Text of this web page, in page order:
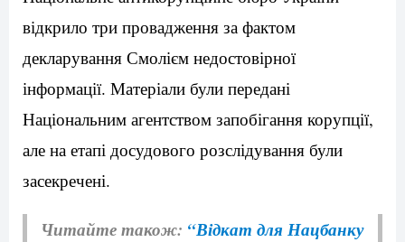
відкрило три провадження за фактом
декларування Смолієм недостовірної
інформації. Матеріали були передані
Національним агентством запобігання корупції,
але на етапі досудового розслідування були
засекречені.
Читайте також: “Відкат для Нацбанку